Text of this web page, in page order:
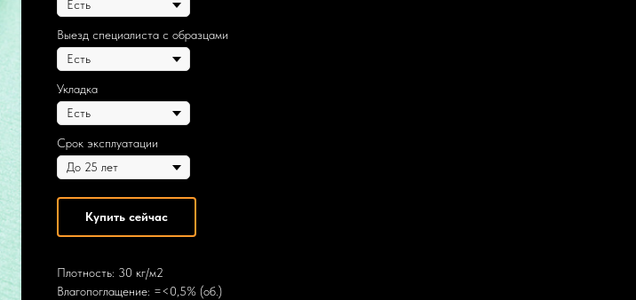
Выезд специалиста с образцами
Укладка
Срок эксплуатации
Купить сейчас
Плотность: 30 кг/м2
Влагопоглащение: =<0,5% (об.)